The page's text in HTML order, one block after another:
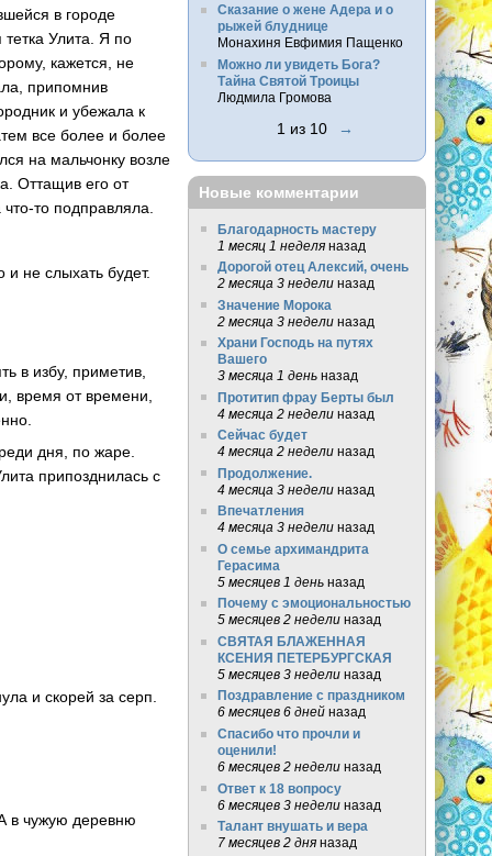
в городе
Улита. Я по
кажется, не
припомнив
и убежала к
все более и более
на мальчонку возле
Оттащив его от
то подправляла.
не слыхать будет.
в избу, приметив,
время от времени,
дня, по жаре.
припозднилась с
и скорей за серп.
в чужую деревню
Сказание о жене Адера и о
рыжей блуднице
Монахиня Евфимия Пащенко
Можно ли увидеть Бога?
Тайна Святой Троицы
Людмила Громова
1 из 10 →
Новые комментарии
Благодарность мастеру
1 месяц 1 неделяназад
Дорогой отец Алексий, очень
2 месяца 3 неделиназад
Значение Морока
2 месяца 3 неделиназад
Храни Господь на путях
Вашего
3 месяца 1 деньназад
Протитип фрау Берты был
4 месяца 2 неделиназад
Сейчас будет
4 месяца 2 неделиназад
Продолжение.
4 месяца 3 неделиназад
Впечатления
4 месяца 3 неделиназад
О семье архимандрита
Герасима
5 месяцев 1 деньназад
Почему с эмоциональностью
5 месяцев 2 неделиназад
СВЯТАЯ БЛАЖЕННАЯ
КСЕНИЯ ПЕТЕРБУРГСКАЯ
5 месяцев 3 неделиназад
Поздравление с праздником
6 месяцев 6 днейназад
Спасибо что прочли и
оценили!
6 месяцев 2 неделиназад
Ответ к 18 вопросу
6 месяцев 3 неделиназад
Талант внушать и вера
7 месяцев 2 дняназад